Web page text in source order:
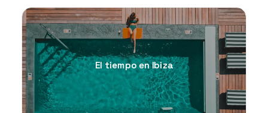
El tiempo en Ibiza